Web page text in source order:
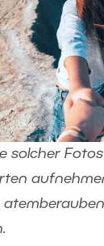
solcher